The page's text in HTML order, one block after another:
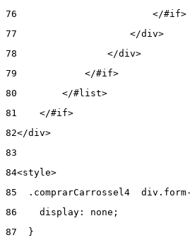
76
                        </#if>
77
                    </div>
78
                </div>
79
            </#if>
80
        </#list>
81
    </#if>
82</div>
83
84<style>
85
.comprarCarrossel4
86
    display: none;
87
  }